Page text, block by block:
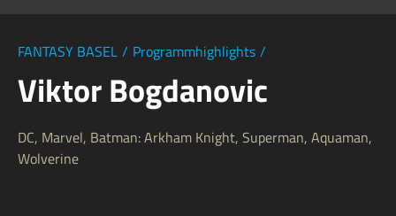
FANTASY BASEL / Programmhighlights /
Viktor Bogdanovic
DC, Marvel, Batman: Arkham Knight, Superman, Aquaman,
Wolverine